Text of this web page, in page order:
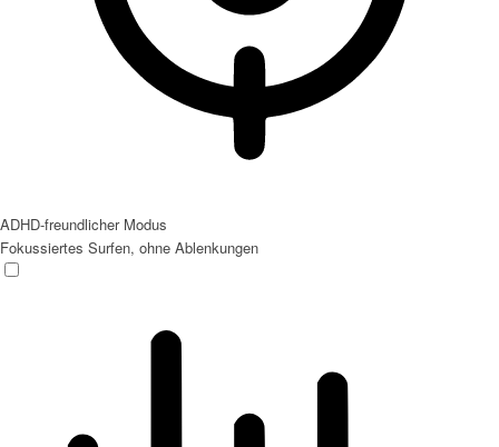
ADHD-freundlicher Modus
Fokussiertes Surfen, ohne Ablenkungen